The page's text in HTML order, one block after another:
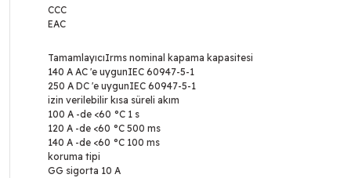
CCC
EAC
TamamlayıcıIrms nominal kapama kapasitesi
140 A AC 'e uygunIEC 60947-5-1
250 A DC 'e uygunIEC 60947-5-1
izin verilebilir kısa süreli akım
100 A -de <60 °C 1 s
120 A -de <60 °C 500 ms
140 A -de <60 °C 100 ms
koruma tipi
GG sigorta 10 A